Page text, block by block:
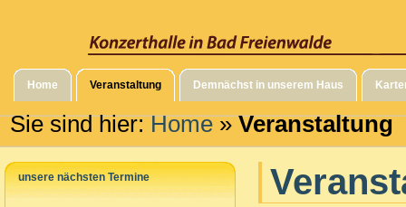
Home Veranstaltung Demnächst in unserem Haus
Sie sind hier:Home»Veranstaltung
unsere nächsten Termine